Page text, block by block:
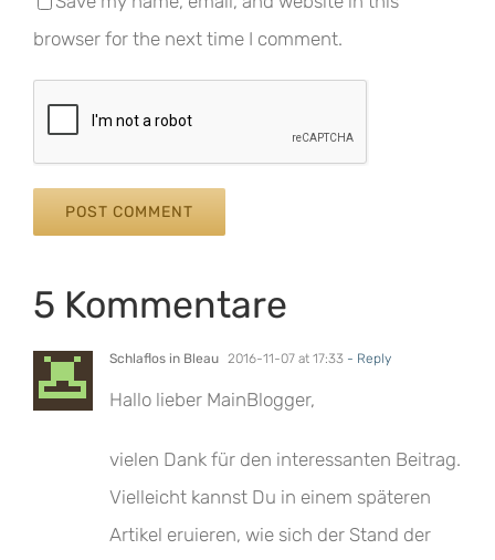
5 Kommentare
Schlaflos in Bleau 2016-11-07 at 17:33- Reply
Hallo lieber MainBlogger,
vielen Dank für den interessanten Beitrag.
Vielleicht kannst Du in einem späteren
Artikel eruieren, wie sich der Stand der
browser for the next time I comment.